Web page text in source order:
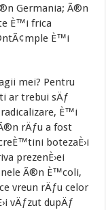
Germania; Ã®n
È™i frica
È™i
mei? Pentru
ar trebui sÄƒ
È™i
rÄƒu a fost
botezaÈ›i
prezenÈ›ei
Ã®n È™coli,
vreun rÄƒu celor
vÄƒzut dupÄƒ